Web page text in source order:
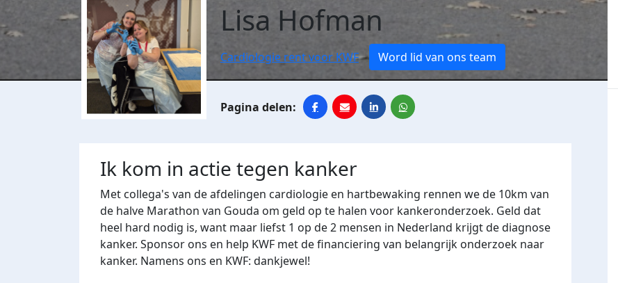
Lisa Hofman
Cardiologie rent voor KWF Word lid van ons team
Ik kom in actie tegen kanker
Met collega's van de afdelingen cardiologie en hartbewaking rennen we de 10km van
de halve Marathon van Gouda om geld op te halen voor kankeronderzoek. Geld dat
heel hard nodig is, want maar liefst 1 op de 2 mensen in Nederland krijgt de diagnose
kanker. Sponsor ons en help KWF met de financiering van belangrijk onderzoek naar
kanker. Namens ons en KWF: dankjewel!